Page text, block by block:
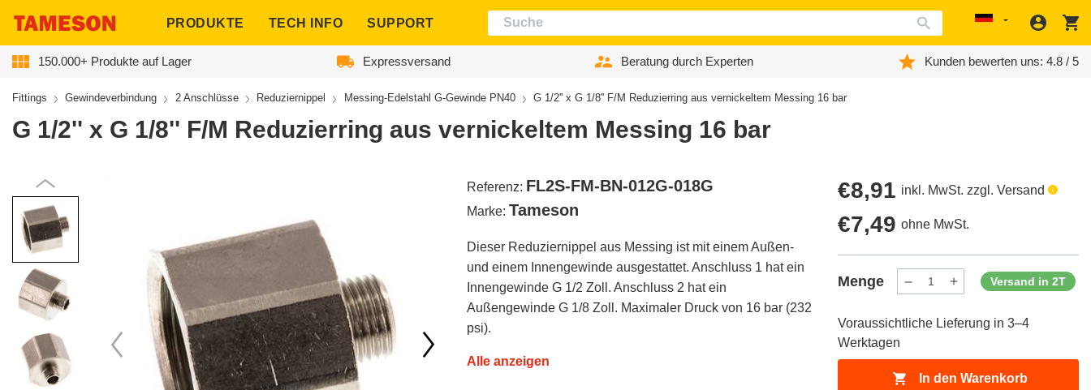
PRODUKTE TECH INFO SUPPORT Localization
150.000+ Produkte auf Lager Expressversand Beratung durch Experten Kunden bewerten uns: 4.8 / 5
Fittings Gewindeverbindung 2 Anschlüsse Reduziernippel Messing-Edelstahl G-Gewinde PN40 G 1/2'' x G 1/8'' F/M Reduzierring aus vernickeltem Messing 16 bar
G 1/2'' x G 1/8'' F/M Reduzierring aus vernickeltem Messing 16 bar
Referenz: FL2S-FM-BN-012G-018G
Marke: Tameson
Dieser Reduziernippel aus Messing ist mit einem Außen-
und einem Innengewinde ausgestattet. Anschluss 1 hat ein
Innengewinde G 1/2 Zoll. Anschluss 2 hat ein
Außengewinde G 1/8 Zoll. Maximaler Druck von 16 bar (232
psi).
Alle anzeigen
Regulärer
Preis
€8,91 inkl. MwSt. zzgl. Versand
Regulärer
Preis
€7,49 ohne MwSt.
Menge
Menge
ProductDrop
Menge
ProductDrop
Versand in 2T
Voraussichtliche Lieferung in 3–4
Werktagen
In den Warenkorb